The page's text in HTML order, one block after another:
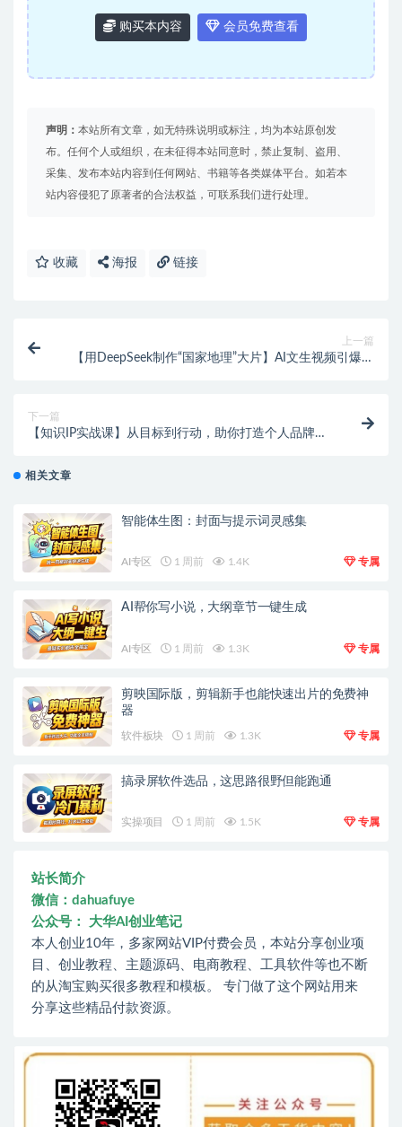
购买本内容 会员免费查看
声明： 本站所有文章，如无特殊说明或标注，均为本站原创发
布。任何个人或组织，在未征得本站同意时，禁止复制、盗用、
采集、发布本站内容到任何网站、书籍等各类媒体平台。如若本
站内容侵犯了原著者的合法权益，可联系我们进行处理。
收藏 海报 链接
上一篇
【用DeepSeek制作“国家地理”大片】AI文生视频引爆流
下一篇
【知识IP实战课】从目标到行动，助你打造个人品牌，
相关文章
智能体生图：封面与提示词灵感集
AI专区 1 周前 1.4K 专属
AI帮你写小说，大纲章节一键生成
AI专区 1 周前 1.3K 专属
剪映国际版，剪辑新手也能快速出片的免费神
器
软件板块 1 周前 1.3K 专属
搞录屏软件选品，这思路很野但能跑通
实操项目 1 周前 1.5K 专属
站长简介
微信：dahuafuye
公众号： 大华AI创业笔记
本人创业10年，多家网站VIP付费会员，本站分享创业项
目、创业教程、主题源码、电商教程、工具软件等也不断
的从淘宝购买很多教程和模板。 专门做了这个网站用来
分享这些精品付款资源。